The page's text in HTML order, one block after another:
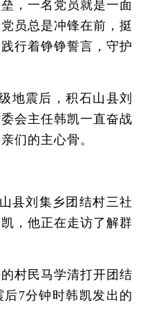
，一名党员就是一面
员总是冲锋在前，挺
行着铮铮誓言，守护
地震后，积石山县刘
会主任韩凯一直奋战
们的主心骨。
县刘集乡团结村三社
，他正在走访了解群
村民马学清打开团结
7分钟时韩凯发出的